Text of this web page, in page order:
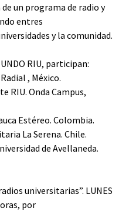
un programa de radio y
entres
y la comunidad.
RIU, participan:
, México.
RIU. Onda Campus,
Estéreo. Colombia.
La Serena. Chile.
de Avellaneda.
universitarias”. LUNES
por